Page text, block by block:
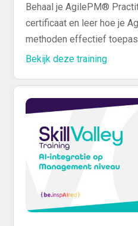
Behaal je AgilePM®
certificaat en leer hoe je
methoden effectief
projectmanagement.
en leid succesvolle
praktijkgerichte training.
Bekijk deze training